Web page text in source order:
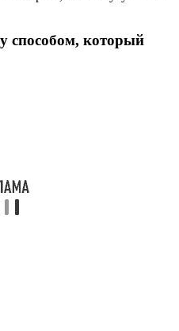
способом, который